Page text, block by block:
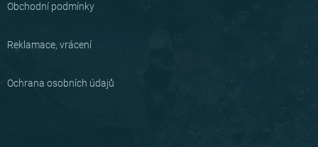
Obchodní podmínky
Reklamace, vrácení
Ochrana osobních údajů